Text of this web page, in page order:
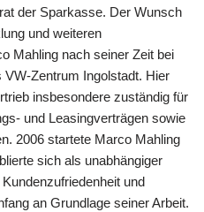
der Sparkasse. Der Wunsch
und weiteren
Mahling nach seiner Zeit bei
Zentrum Ingolstadt. Hier
insbesondere zuständig für
und Leasingverträgen sowie
2006 startete Marco Mahling
sich als unabhängiger
und
an Grundlage seiner Arbeit.